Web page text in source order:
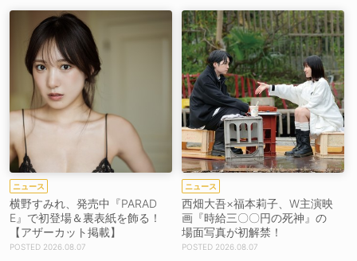
ニュース
横野すみれ、発売中『PARAD
E』で初登場＆裏表紙を飾る！
【アザーカット掲載】
2026.08.07
ニュース
西畑大吾×福本莉子、W主演映
画『時給三〇〇円の死神』の
場面写真が初解禁！
2026.08.07